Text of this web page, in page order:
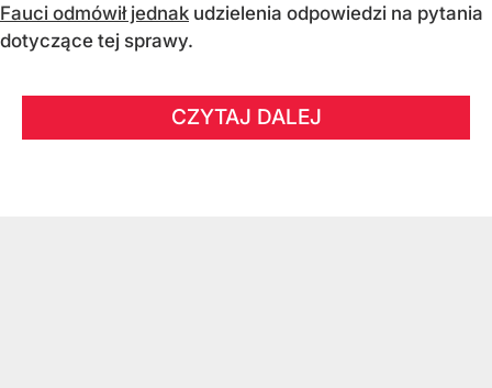
Fauci odmówił jednak udzielenia odpowiedzi na pytania
dotyczące tej sprawy.
CZYTAJ DALEJ